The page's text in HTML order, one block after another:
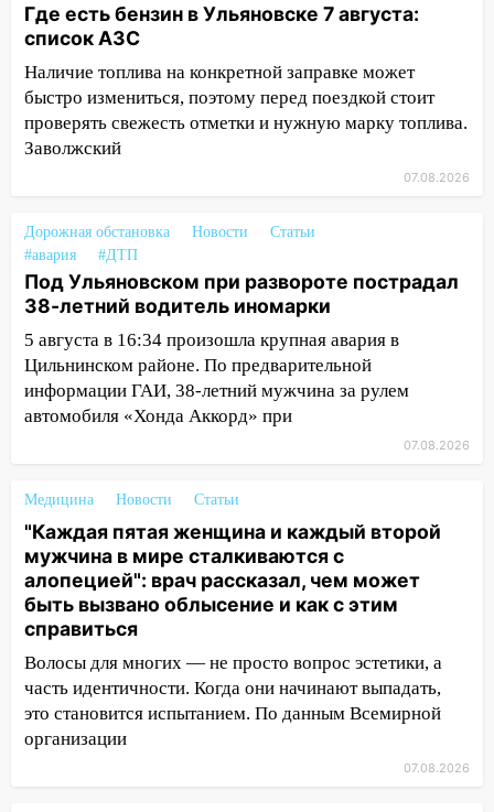
11:50 Заснул рядом с ребёнком и
случайно задушил его: суд вынес
приговор
11:38 В Ленинском районе пожар
полностью уничтожил дачный дом и
сарай
ЕГЭ с 2027 года
11:25
В Ульяновске ИИ будет выявлять
нарушителей на контейнерных
площадках
11:20 Ульяновская шахматистка
Валерия Клейменова выиграла два
золота в составе сборной мира
В Ульяновске открыли памятную
10:40
В Ульяновске спасатели ночью
нашли потерявшегося в заброшенных
садах 79-летнего мужчину
10:26 На нескольких улицах Ульяновска
временно отключили холодную воду
10:14 В Ульяновске двоих участников
коррупционной схемы при ЦГКБ
отправили в колонию на 7 и 8 лет
09:52
Ночью беспилотники сбили над
соседними Татарстаном и Саратовской
Где есть бензин в Ульяновске 7 августа:
список АЗС
Наличие топлива на конкретной заправке может
быстро измениться, поэтому перед поездкой стоит
проверять свежесть отметки и нужную марку топлива.
Заволжский
07.08.2026
Дорожная обстановка Новости
Статьи
#авария
#ДТП
Под Ульяновском при развороте пострадал
38-летний водитель иномарки
5 августа в 16:34 произошла крупная авария в
Цильнинском районе. По предварительной
информации ГАИ, 38-летний мужчина за рулем
автомобиля «Хонда Аккорд» при
07.08.2026
Медицина Новости Статьи
"Каждая пятая женщина и каждый второй
мужчина в мире сталкиваются с
алопецией": врач рассказал, чем может
быть вызвано облысение и как с этим
справиться
Волосы для многих — не просто вопрос эстетики, а
часть идентичности. Когда они начинают выпадать,
это становится испытанием. По данным Всемирной
организации
07.08.2026